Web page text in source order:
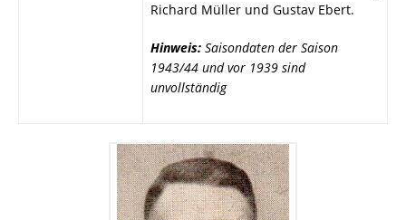
Richard Müller und Gustav Ebert.
Hinweis: Saisondaten der Saison
1943/44 und vor 1939 sind
unvollständig